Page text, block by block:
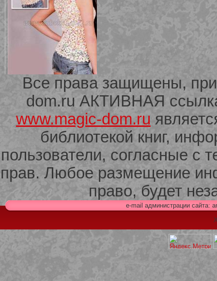
209 Белая кофта из ленточного
Все права защищены,
dom.ru АКТИВНАЯ ссылка
www.magic-dom.ru
библиотекой книг,
пользователи, согласные с
прав. Любое размещение
право, будет
e-mail администрации сайта: